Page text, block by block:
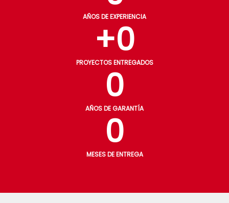
AÑOS DE EXPERIENCIA
PROYECTOS ENTREGADOS
+0
AÑOS DE GARANTÍA
0
MESES DE ENTREGA
0